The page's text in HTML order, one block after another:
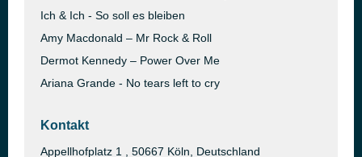
Ich & Ich - So soll es bleiben
Amy Macdonald – Mr Rock & Roll
Dermot Kennedy – Power Over Me
Ariana Grande - No tears left to cry
Kontakt
Appellhofplatz 1 , 50667 Köln, Deutschland